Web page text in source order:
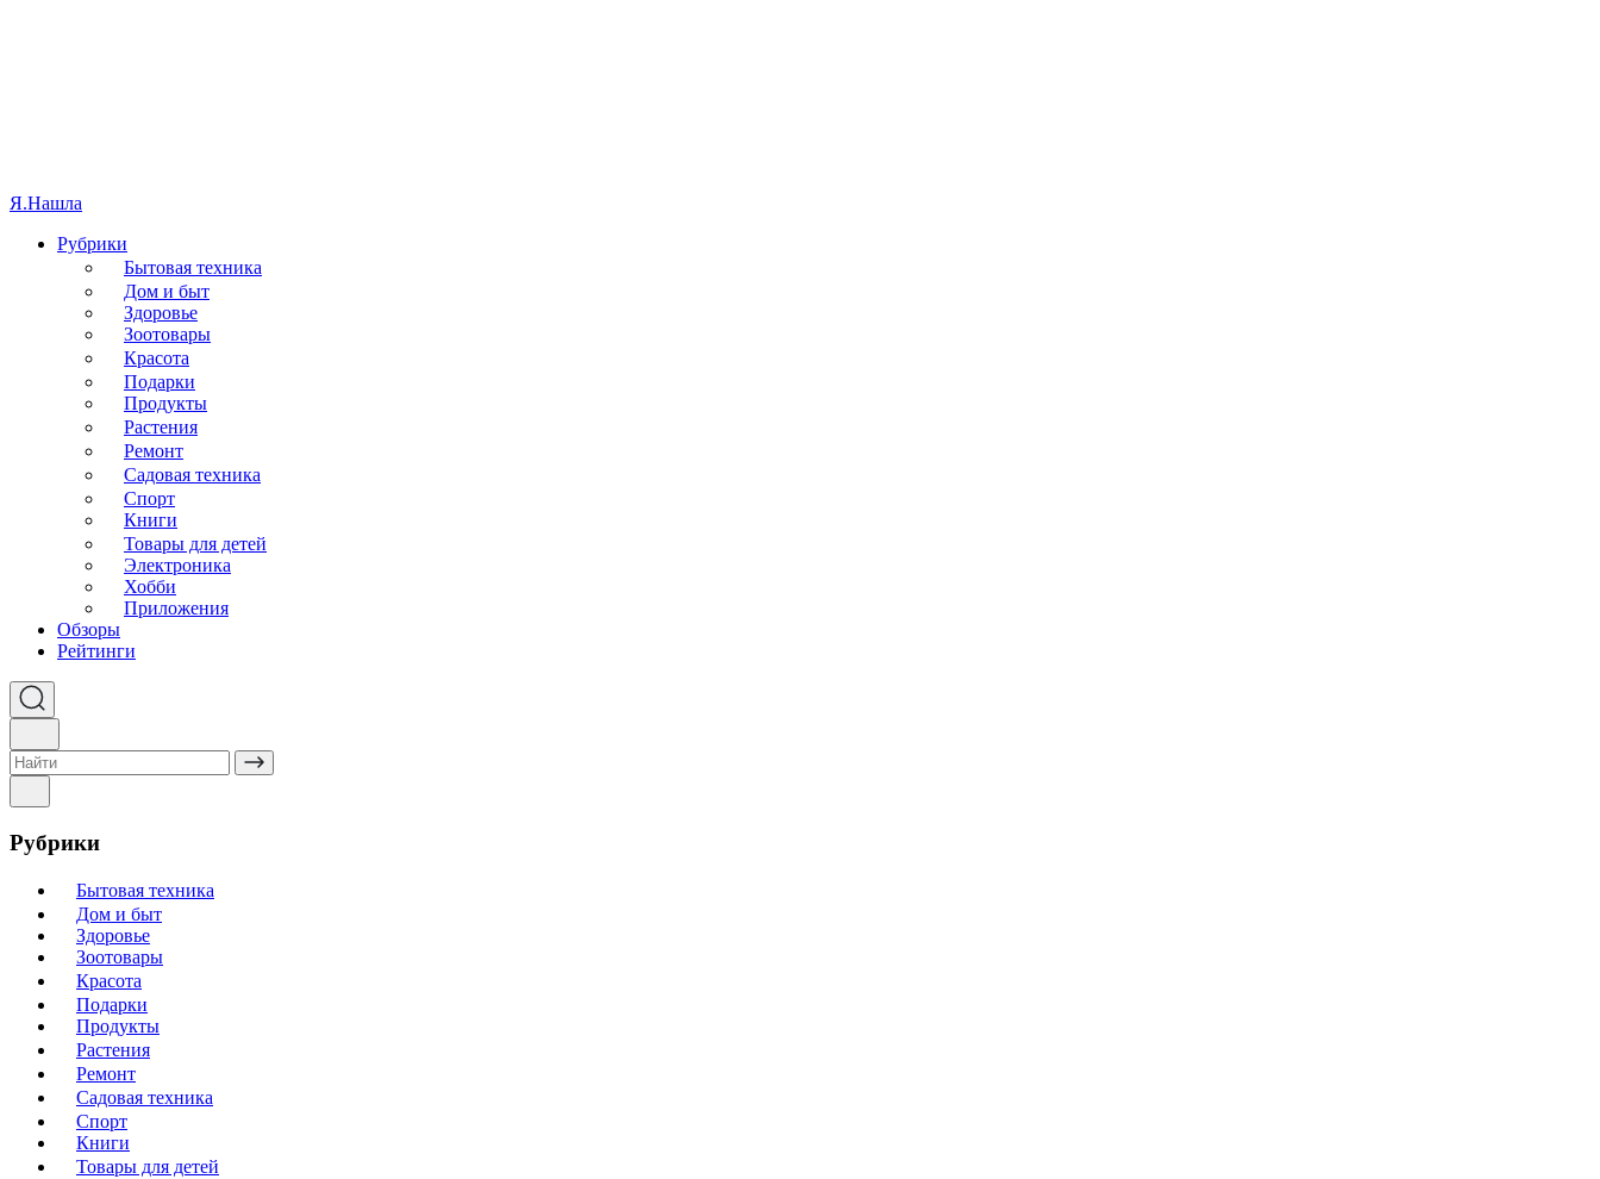
Я.Нашла
Рубрики
Бытовая техника
Дом и быт
Здоровье
Зоотовары
Красота
Подарки
Продукты
Растения
Ремонт
Садовая техника
Спорт
Книги
Товары для детей
Электроника
Хобби
Приложения
Обзоры
Рейтинги
Рубрики
Бытовая техника
Дом и быт
Здоровье
Зоотовары
Красота
Подарки
Продукты
Растения
Ремонт
Садовая техника
Спорт
Книги
Товары для детей